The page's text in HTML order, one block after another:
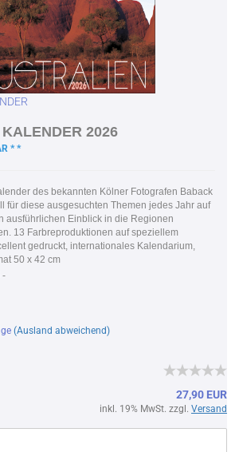
2026
* *
des bekannten Kölner Fotografen Baback
für diese ausgesuchten Themen jedes Jahr auf
ausführlichen Einblick in die Regionen
13 Farbreproduktionen auf speziellem
gedruckt, internationales Kalendarium,
50 x 42 cm
-
(Ausland abweichend)
27,90 EUR
inkl. 19% MwSt. zzgl. Versand